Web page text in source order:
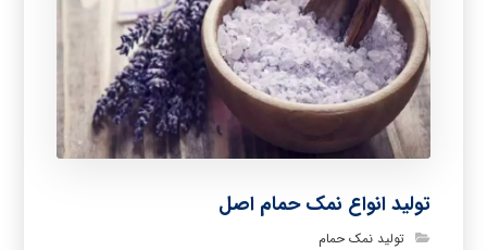
تولید انواع نمک حمام اصل
تولید نمک حمام